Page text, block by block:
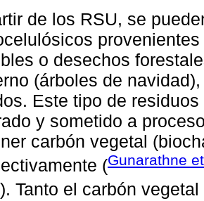
de los RSU, se
o desechos
(árboles de
Este tipo de
y sometido a
carbón vegetal
(Gunarathne
). Tanto el carbón